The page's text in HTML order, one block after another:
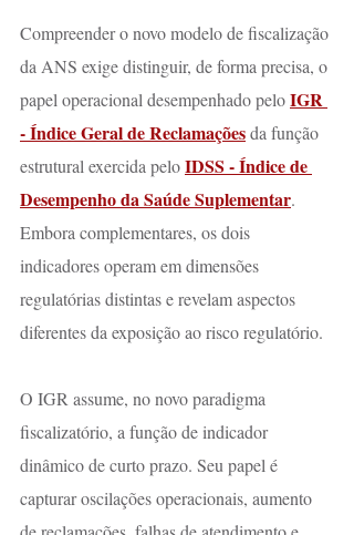
Compreender o novo modelo de fiscalização
da ANS exige distinguir, de forma precisa, o
papel operacional desempenhado pelo IGR
- Índice Geral de Reclamações da função
estrutural exercida pelo IDSS - Índice de
Desempenho da Saúde Suplementar.
Embora complementares, os dois
indicadores operam em dimensões
regulatórias distintas e revelam aspectos
diferentes da exposição ao risco regulatório.
O IGR assume, no novo paradigma
fiscalizatório, a função de indicador
dinâmico de curto prazo. Seu papel é
capturar oscilações operacionais, aumento